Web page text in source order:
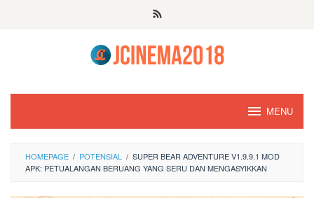
MENU
HOMEPAGE / POTENSIAL / SUPER BEAR ADVENTURE V1.9.9.1 MOD
APK: PETUALANGAN BERUANG YANG SERU DAN MENGASYIKKAN